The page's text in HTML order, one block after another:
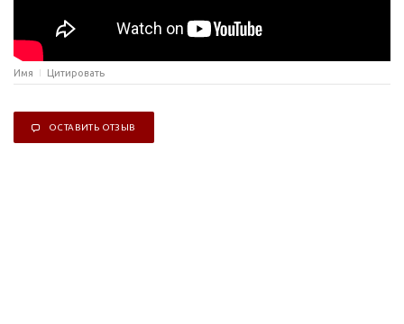
Имя Цитировать
ОСТАВИТЬ ОТЗЫВ